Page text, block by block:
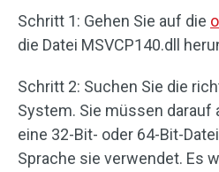
Schritt 1: Gehen Sie auf die
die Datei MSVCP140.dll
Schritt 2: Suchen Sie die
System. Sie müssen darauf
eine 32-Bit- oder 64-Bit-
Sprache sie verwendet. Es